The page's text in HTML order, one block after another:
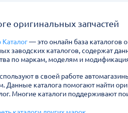
оригинальных запчастей
— это онлайн база каталогов
заводских каталогов, содержат
по маркам, моделям и
в своей работе
Данные каталога помогают найти
Многие каталоги поддерживают